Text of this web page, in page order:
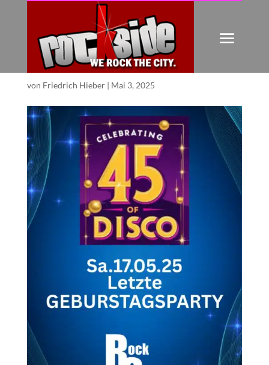
LETZTE GEBURTSTAGS
PARTY
von Friedrich Hieber| Mai 3, 2025